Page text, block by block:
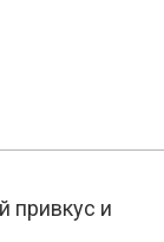
привкус и